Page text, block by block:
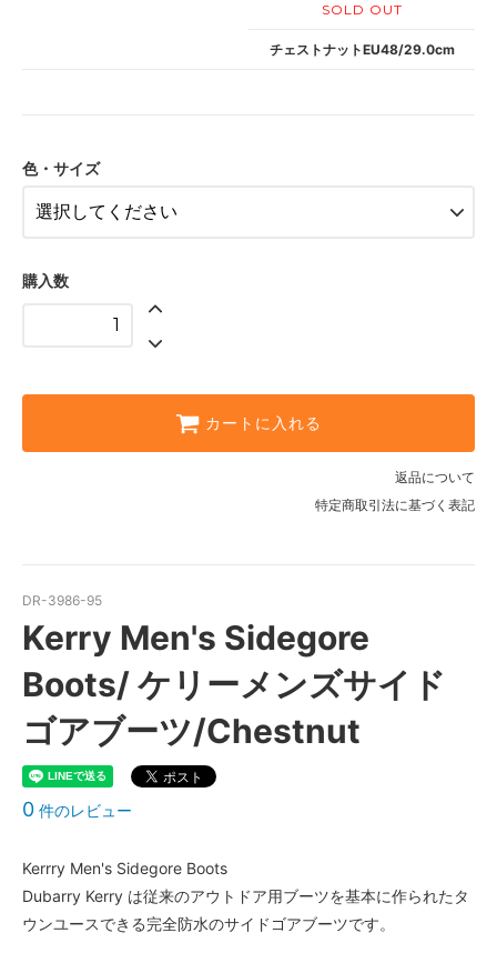
SOLD OUT
チェストナットEU48/29.0cm
色・サイズ
購入数
カートに入れる
返品について
特定商取引法に基づく表記
DR-3986-95
Kerry Men's Sidegore
Boots/ ケリーメンズサイド
ゴアブーツ/Chestnut
0 件のレビュー
Kerrry Men's Sidegore Boots
Dubarry Kerry は従来のアウトドア用ブーツを基本に作られたタ
ウンユースできる完全防水のサイドゴアブーツです。